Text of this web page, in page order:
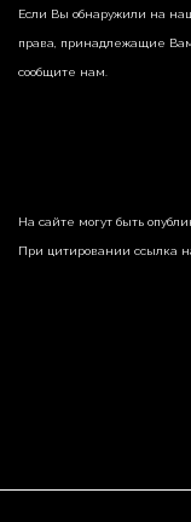
Если Вы обнаружили на
права, принадлежащие
сообщите нам.
На сайте могут быть
При цитировании ссылка